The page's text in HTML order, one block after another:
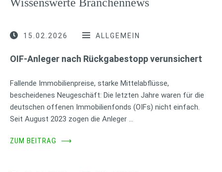
15.02.2026 ALLGEMEIN
OIF-Anleger nach Rückgabestopp verunsichert
Fallende Immobilienpreise, starke Mittelabflüsse,
bescheidenes Neugeschäft: Die letzten Jahre waren für die
deutschen offenen Immobilienfonds (OIFs) nicht einfach.
Seit August 2023 zogen die Anleger …
ZUM BEITRAG ⟶